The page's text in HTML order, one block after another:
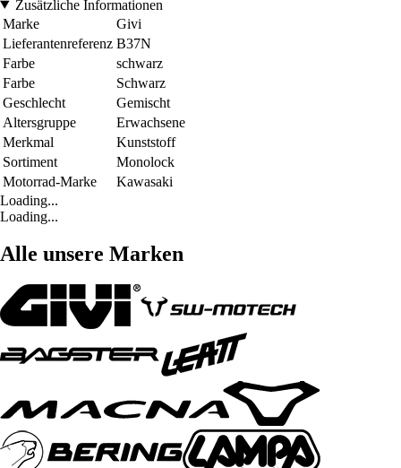
Zusätzliche Informationen
Marke
Givi
Lieferantenreferenz B37N
Farbe
schwarz
Farbe
Schwarz
Geschlecht
Gemischt
Altersgruppe
Erwachsene
Merkmal
Kunststoff
Sortiment
Monolock
Motorrad-Marke
Kawasaki
Loading...
Loading...
Alle unsere Marken